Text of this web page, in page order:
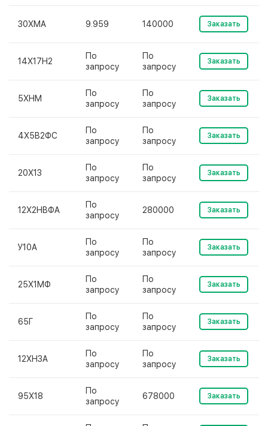
30ХМА 9.959 140000 Заказать
14Х17Н2
По
запросу
По
запросу
Заказать
5ХНМ
По
запросу
По
запросу
Заказать
4Х5В2ФС
По
запросу
По
запросу
Заказать
20Х13
По
запросу
По
запросу
Заказать
12Х2НВФА
По
запросу
280000 Заказать
У10А
По
запросу
По
запросу
Заказать
25Х1МФ
По
запросу
По
запросу
Заказать
65Г
По
запросу
По
запросу
Заказать
12ХН3А
По
запросу
По
запросу
Заказать
95Х18
По
запросу
678000 Заказать